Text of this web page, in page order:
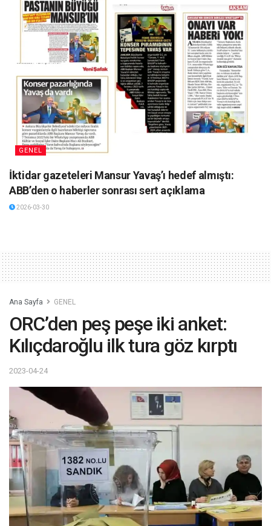
GENEL
İktidar gazeteleri Mansur Yavaş’ı hedef almıştı:
ABB’den o haberler sonrası sert açıklama
2026-03-30
Ana Sayfa GENEL
ORC’den peş peşe iki anket:
Kılıçdaroğlu ilk tura göz kırptı
2023-04-24